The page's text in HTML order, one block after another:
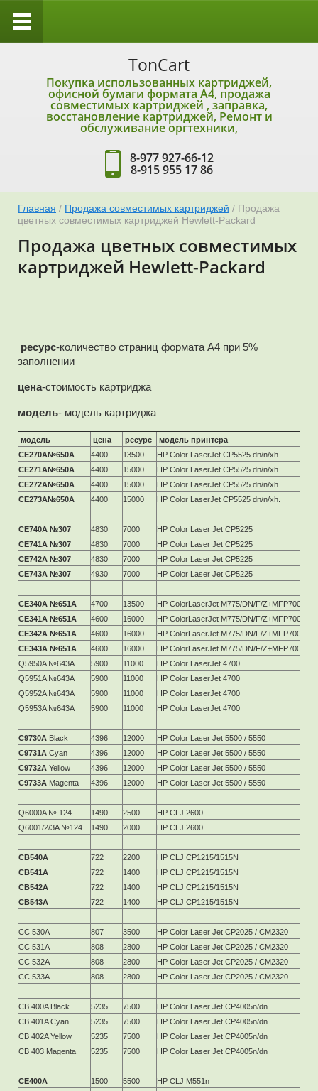
TonCart
Покупка использованных картриджей,
офисной бумаги формата А4, продажа
совместимых картриджей , заправка,
восстановление картриджей, Ремонт и
обслуживание оргтехники,
8-977 927-66-12
8-915 955 17 86
Главная / Продажа совместимых картриджей / Продажа
цветных совместимых картриджей Hewlett-Packard
Продажа цветных совместимых
картриджей Hewlett-Packard
ресурс-количество страниц формата А4 при 5%
заполнении
цена-стоимость картриджа
модель- модель картриджа
модель цена ресурс
модель принтера
CE270A№650A
4400 13500
HP Color LaserJet CP5525 dn/n/xh.
CE271A№650A
4400 15000
HP Color LaserJet CP5525 dn/n/xh.
CE272A№650A
4400 15000
HP Color LaserJet CP5525 dn/n/xh.
CE273A№650A
4400 15000 HP Color LaserJet CP5525 dn/n/xh.
CE740A №307 4830 7000
HP Color Laser Jet CP5225
CE741A №307
4830 7000
HP Color Laser Jet CP5225
CE742A №307
4830 7000
HP Color Laser Jet CP5225
CE743A №307
4930 7000 HP Color Laser Jet CP5225
CE340A №651A 4700 13500
HP ColorLaserJet M775/DN/F/Z+MFP700
CE341A №651A
4600 16000
HP ColorLaserJet M775/DN/F/Z+MFP700
CE342A №651A
4600 16000
HP ColorLaserJet M775/DN/F/Z+MFP700
CE343A №651A
4600 16000
HP ColorLaserJet M775/DN/F/Z+MFP700
Q5950A №643A
5900 11000
HP Color LaserJet 4700
Q5951A №643A
5900 11000
HP Color LaserJet 4700
Q5952A №643A
5900 11000
HP Color LaserJet 4700
Q5953A №643A
5900 11000 HP Color LaserJet 4700
C9730A Black 4396 12000
HP Color Laser Jet 5500 / 5550
C9731A Cyan 4396 12000
HP Color Laser Jet 5500 / 5550
C9732A Yellow 4396 12000
HP Color Laser Jet 5500 / 5550
C9733A Magenta 4396 12000 HP Color Laser Jet 5500 / 5550
Q6000A № 124 1490 2500
HP CLJ 2600
Q6001/2/3A №124
1490 2000 HP CLJ 2600
CB540A 722 2200
HP CLJ CP1215/1515N
CB541A
722 1400
HP CLJ CP1215/1515N
CB542A
722 1400
HP CLJ CP1215/1515N
CB543A
722 1400 HP CLJ CP1215/1515N
CC 530A 807 3500
HP Color Laser Jet CP2025 / CM2320
CC 531A
808 2800
HP Color Laser Jet CP2025 / CM2320
CC 532A
808 2800
HP Color Laser Jet CP2025 / CM2320
CC 533A
808 2800 HP Color Laser Jet CP2025 / CM2320
CB 400A Black 5235 7500
HP Color Laser Jet CP4005n/dn
CB 401A Cyan
5235 7500
HP Color Laser Jet CP4005n/dn
CB 402A Yellow
5235 7500
HP Color Laser Jet CP4005n/dn
CB 403 Magenta
5235 7500 HP Color Laser Jet CP4005n/dn
CE400A 1500 5500
HP CLJ M551n